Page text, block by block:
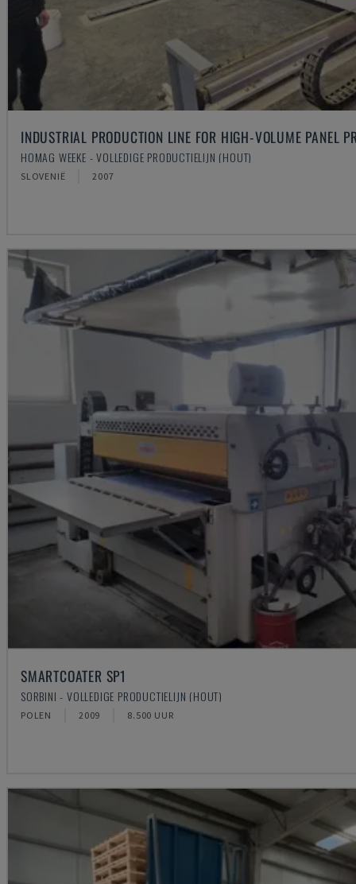
INDUSTRIAL PRODUCTION LINE FOR HIGH-VOLUME PANEL
HOMAG WEEKE - VOLLEDIGE PRODUCTIELIJN (HOUT)
SLOVENIË 2007
SMARTCOATER SP1
SORBINI - VOLLEDIGE PRODUCTIELIJN (HOUT)
POLEN 2009 8.500 UUR